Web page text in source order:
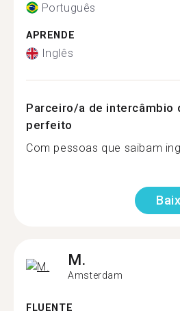
Português
APRENDE
Inglês
Parceiro/a de intercâmbio
perfeito
Com pessoas que saibam
M.
Amsterdam
FLUENTE